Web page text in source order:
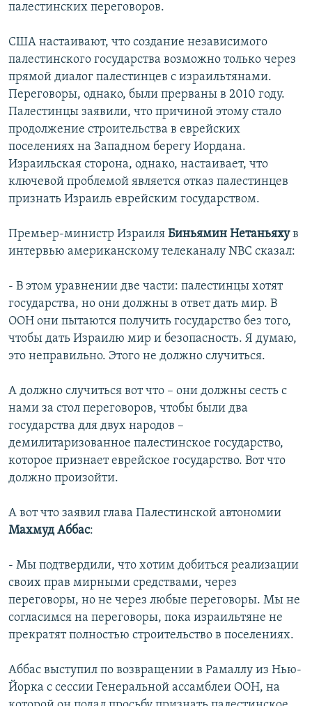
палестинских переговоров.
США настаивают, что создание независимого
палестинского государства возможно только через
прямой диалог палестинцев с израильтянами.
Переговоры, однако, были прерваны в 2010 году.
Палестинцы заявили, что причиной этому стало
продолжение строительства в еврейских
поселениях на Западном берегу Иордана.
Израильская сторона, однако, настаивает, что
ключевой проблемой является отказ палестинцев
признать Израиль еврейским государством.
Премьер-министр Израиля Биньямин Нетаньяхув
интервью американскому телеканалу NBC сказал:
- В этом уравнении две части: палестинцы хотят
государства, но они должны в ответ дать мир. В
ООН они пытаются получить государство без того,
чтобы дать Израилю мир и безопасность. Я думаю,
это неправильно. Этого не должно случиться.
А должно случиться вот что – они должны сесть с
нами за стол переговоров, чтобы были два
государства для двух народов –
демилитаризованное палестинское государство,
которое признает еврейское государство. Вот что
должно произойти.
А вот что заявил глава Палестинской автономии
Махмуд Аббас:
- Мы подтвердили, что хотим добиться реализации
своих прав мирными средствами, через
переговоры, но не через любые переговоры. Мы не
согласимся на переговоры, пока израильтяне не
прекратят полностью строительство в поселениях.
Аббас выступил по возвращении в Рамаллу из Нью-
Йорка с сессии Генеральной ассамблеи ООН, на